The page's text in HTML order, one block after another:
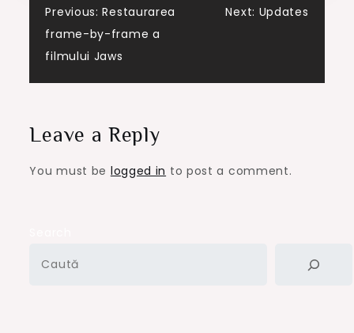
Post
navigation
Previous: Restaurarea
frame-by-frame a
filmului Jaws
Next: Updates
Leave a Reply
You must be logged in to post a comment.